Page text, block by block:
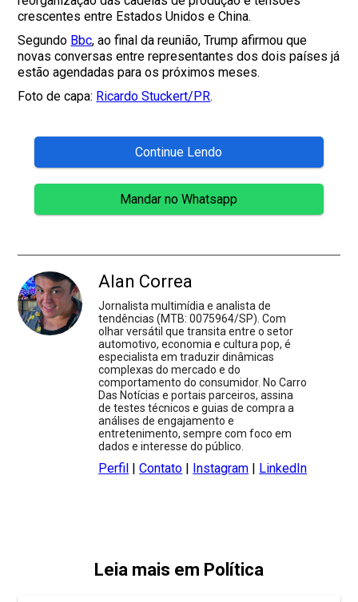
crescentes entre Estados Unidos e China.
Segundo Bbc, ao final da reunião, Trump afirmou que
novas conversas entre representantes dos dois países já
estão agendadas para os próximos meses.
Foto de capa: Ricardo Stuckert/PR.
Continue Lendo
Mandar no Whatsapp
Alan Correa
Jornalista multimídia e analista de
tendências (MTB: 0075964/SP). Com
olhar versátil que transita entre o setor
automotivo, economia e cultura pop, é
especialista em traduzir dinâmicas
complexas do mercado e do
comportamento do consumidor. No Carro
Das Notícias e portais parceiros, assina
de testes técnicos e guias de compra a
análises de engajamento e
entretenimento, sempre com foco em
dados e interesse do público.
Perfil |Contato | Instagram | LinkedIn
Leia mais em Política